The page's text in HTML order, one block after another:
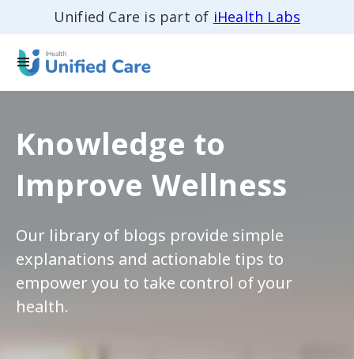
Unified Care is part of iHealth Labs
Knowledge to
Improve Wellness
Our library of blogs provide simple
explanations and actionable tips to
empower you to take control of your
health.